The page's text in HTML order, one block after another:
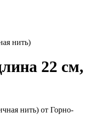
нить)
22 см,